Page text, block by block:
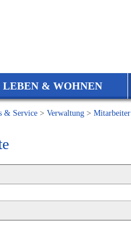
LEBEN & WOHNEN
& Service > Verwaltung > Mitarbeiter